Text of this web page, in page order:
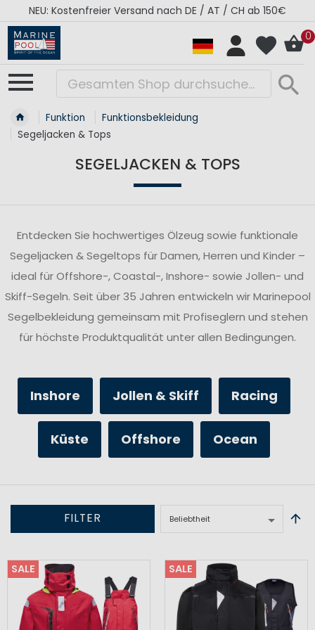
RÉGATES ROYALES Kollektion - Super Sale
0
Funktion
Funktionsbekleidung
Segeljacken & Tops
SEGELJACKEN & TOPS
Entdecken Sie hochwertiges Ölzeug sowie funktionale
Segeljacken & Segeltops für Damen, Herren und Kinder –
ideal für Offshore-, Coastal-, Inshore- sowie Jollen- und
Skiff-Segeln. Seit über 35 Jahren entwickeln wir Marinepool
Segelbekleidung gemeinsam mit Profiseglern und stehen
für höchste Produktqualität unter allen Bedingungen.
Inshore Jollen & Skiff Racing
Küste Offshore Ocean
FILTER
SALE SALE